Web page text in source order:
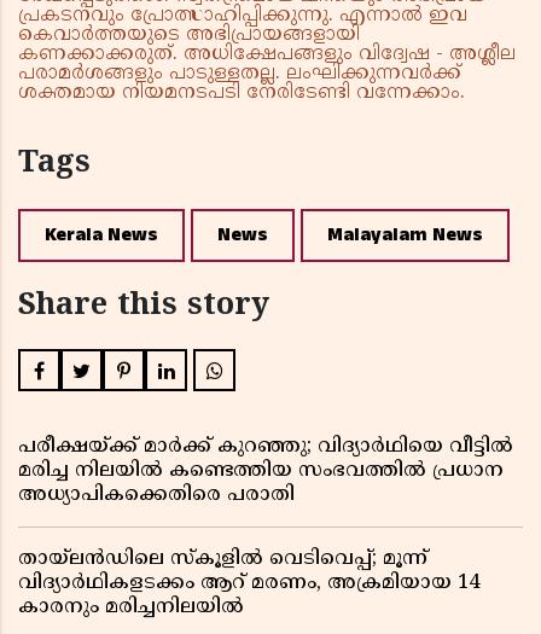
പ്രകടനവും പ്രോത്സാഹിപ്പിക്കുന്നു. എന്നാൽ ഇവ
കെവാർത്തയുടെ അഭിപ്രായങ്ങളായി
കണക്കാക്കരുത്. അധിക്ഷേപങ്ങളും വിദ്വേഷ - അശ്ലീല
പരാമർശങ്ങളും പാടുള്ളതല്ല. ലംഘിക്കുന്നവർക്ക്
ശക്തമായ നിയമനടപടി നേരിടേണ്ടി വന്നേക്കാം.
Tags
Kerala News News Malayalam News
Share this story
പരീക്ഷയ്ക്ക് മാർക്ക് കുറഞ്ഞു; വിദ്യാർഥിയെ വീട്ടിൽ
മരിച്ച നിലയിൽ കണ്ടെത്തിയ സംഭവത്തിൽ പ്രധാന
അധ്യാപികക്കെതിരെ പരാതി
തായ്‌ലൻഡിലെ സ്‌കൂളിൽ വെടിവെപ്പ്; മൂന്ന്
വിദ്യാർഥികളടക്കം ആറ് മരണം, അക്രമിയായ 14
കാരനും മരിച്ചനിലയിൽ